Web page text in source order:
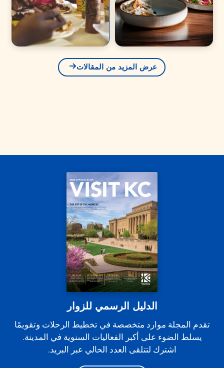
عرض المزيد من المقالات
الدليل الرسمي للزوار
تقدم المجلة موارد متخصصة في تخطيط الرحلات وتقويمًا
يسلط الضوء على أكبر الفعاليات السنوية في المدينة.
اشترك لتتلقى العدد الحالي عبر البريد.